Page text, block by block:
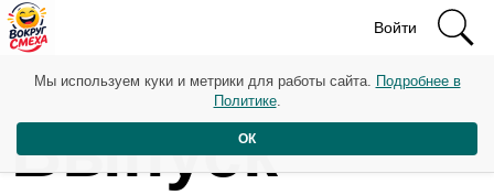
Войти
Выпуск
Мы используем куки и метрики для работы сайта. Подробнее в
Политике.
ОК